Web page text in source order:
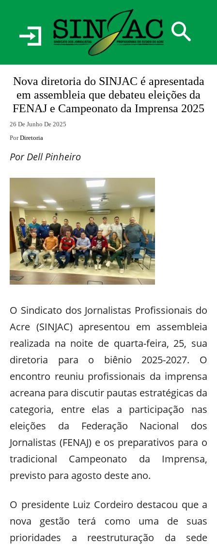
Nova diretoria do SINJAC é apresentada
em assembleia que debateu eleições da
FENAJ e Campeonato da Imprensa 2025
26 De Junho De 2025
Por Diretoria
Por Dell Pinheiro
O Sindicato dos Jornalistas Profissionais do
Acre (SINJAC) apresentou em assembleia
realizada na noite de quarta-feira, 25, sua
diretoria para o biênio 2025-2027. O
encontro reuniu profissionais da imprensa
acreana para discutir pautas estratégicas da
categoria, entre elas a participação nas
eleições da Federação Nacional dos
Jornalistas (FENAJ) e os preparativos para o
tradicional Campeonato da Imprensa,
previsto para agosto deste ano.
O presidente Luiz Cordeiro destacou que a
nova gestão terá como uma de suas
prioridades a reestruturação da sede